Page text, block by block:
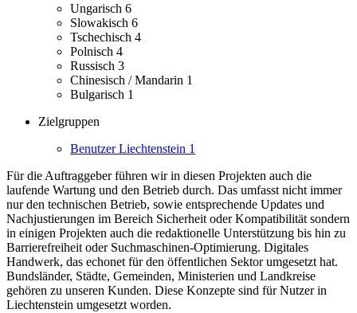
Ungarisch 6
Slowakisch 6
Tschechisch 4
Polnisch 4
Russisch 3
Chinesisch / Mandarin 1
Bulgarisch 1
Zielgruppen
Benutzer Liechtenstein 1
Für die Auftraggeber führen wir in diesen Projekten auch die
laufende Wartung und den Betrieb durch. Das umfasst nicht immer
nur den technischen Betrieb, sowie entsprechende Updates und
Nachjustierungen im Bereich Sicherheit oder Kompatibilität sondern
in einigen Projekten auch die redaktionelle Unterstützung bis hin zu
Barrierefreiheit oder Suchmaschinen-Optimierung. Digitales
Handwerk, das echonet für den öffentlichen Sektor umgesetzt hat.
Bundsländer, Städte, Gemeinden, Ministerien und Landkreise
gehören zu unseren Kunden. Diese Konzepte sind für Nutzer in
Liechtenstein umgesetzt worden.